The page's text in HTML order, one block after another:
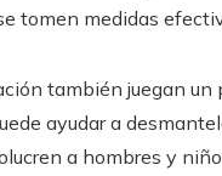
tomen medidas
también juegan
ayudar a
a hombres y